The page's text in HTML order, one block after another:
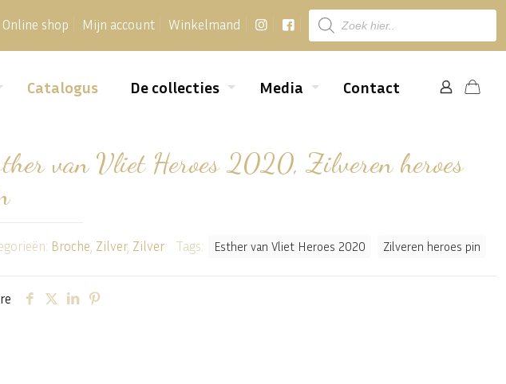
Online shop Mijn account Winkelmand
Producten
zoeken
Catalogus De collecties Media Contact
van Vliet Heroes 2020, Zilveren heroes
Broche Zilver, Zilver Tags: Esther van Vliet Heroes 2020 Zilveren heroes pin